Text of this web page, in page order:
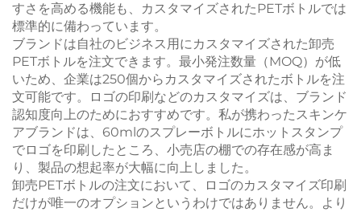
すさを高める機能も、カスタマイズされたPETボトルでは
標準的に備わっています。
ブランドは自社のビジネス用にカスタマイズされた卸売
PETボトルを注文できます。最小発注数量（MOQ）が低
いため、企業は250個からカスタマイズされたボトルを注
文可能です。ロゴの印刷などのカスタマイズは、ブランド
認知度向上のためにおすすめです。私が携わったスキンケ
アブランドは、60mlのスプレーボトルにホットスタンプ
でロゴを印刷したところ、小売店の棚での存在感が高ま
り、製品の想起率が大幅に向上しました。
卸売PETボトルの注文において、ロゴのカスタマイズ印刷
だけが唯一のオプションというわけではありません。より